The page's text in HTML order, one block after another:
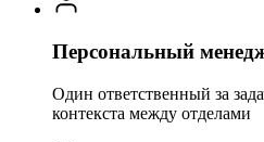
Персональный
Один ответственный за
контекста между отделами